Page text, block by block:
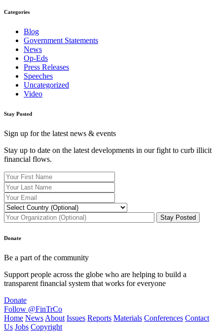
Categories
Blog
Government Statements
News
Op-Eds
Press Releases
Speeches
Uncategorized
Video
Stay Posted
Sign up for the latest news & events
Stay up to date on the latest developments in our fight to curb illicit
financial flows.
Donate
Be a part of the community
Support people across the globe who are helping to build a
transparent financial system that works for everyone
Donate
Follow @FinTrCo
Home News About Issues Reports Materials Conferences Contact
Us Jobs Copyright